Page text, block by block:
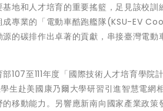
地和人才培育的重要搖籃，足見該校
成專業的「電動車酷跑艦隊(KSU-EV
源的碳排作出卓著的貢獻，串接臺灣電
部107至111年度「國際技術人才培育學
生赴美國康乃爾大學研習引進智慧電網
移動能力。另響應新南向國家產業政